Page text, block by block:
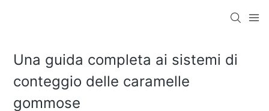
Una guida completa ai sistemi di
conteggio delle caramelle
gommose